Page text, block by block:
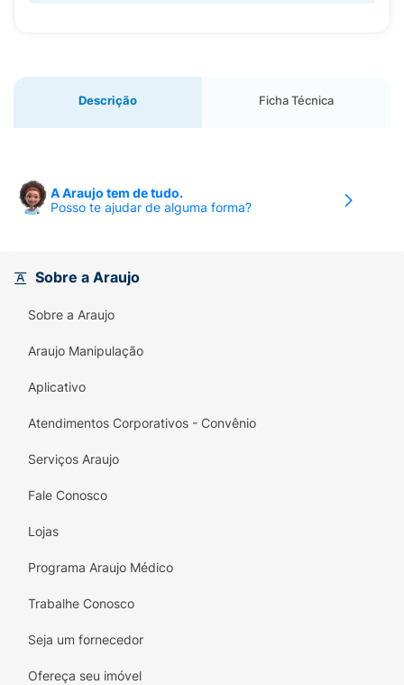
Descrição Ficha Técnica
A Araujo tem de tudo.
Posso te ajudar de alguma forma?
Sobre a Araujo
Sobre a Araujo
Araujo Manipulação
Aplicativo
Atendimentos Corporativos - Convênio
Serviços Araujo
Fale Conosco
Lojas
Programa Araujo Médico
Trabalhe Conosco
Seja um fornecedor
Ofereça seu imóvel